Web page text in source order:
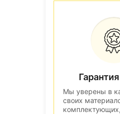
Мы уверены в
своих